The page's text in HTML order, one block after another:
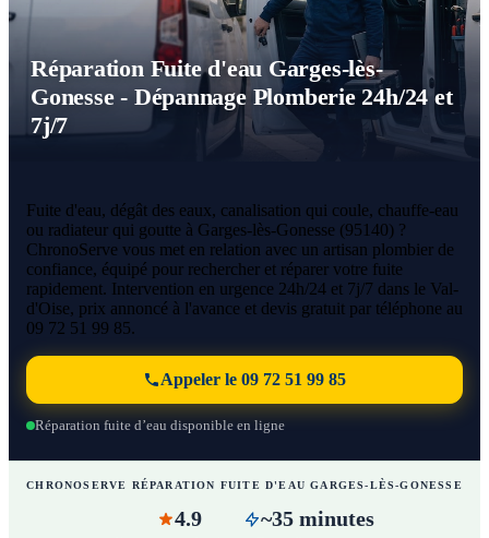
Réparation Fuite d'eau Garges-lès-
Gonesse - Dépannage Plomberie 24h/24 et
7j/7
Fuite d'eau, dégât des eaux, canalisation qui coule, chauffe-eau
ou radiateur qui goutte à Garges-lès-Gonesse (95140) ?
ChronoServe vous met en relation avec un artisan plombier de
confiance, équipé pour rechercher et réparer votre fuite
rapidement. Intervention en urgence 24h/24 et 7j/7 dans le Val-
d'Oise, prix annoncé à l'avance et devis gratuit par téléphone au
09 72 51 99 85.
Appeler le 09 72 51 99 85
Réparation fuite d’eau disponible en ligne
CHRONOSERVE RÉPARATION FUITE D'EAU GARGES-LÈS-GONESSE
4.9 ~35 minutes